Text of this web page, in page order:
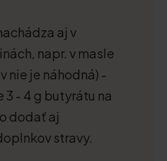
aj v
napr. v masle
nie je náhodná) -
- 4 g butyrátu na
dodať aj
stravy.